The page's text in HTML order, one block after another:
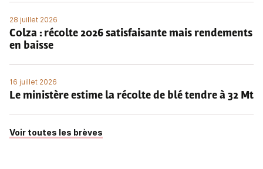
28 juillet 2026
Colza : récolte 2026 satisfaisante mais rendements
en baisse
16 juillet 2026
Le ministère estime la récolte de blé tendre à 32 Mt
Voir toutes les brèves